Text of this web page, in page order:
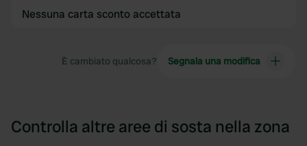
Nessuna carta sconto accettata
È cambiato qualcosa? Segnala una modifica
Controlla altre aree di sosta nella zona